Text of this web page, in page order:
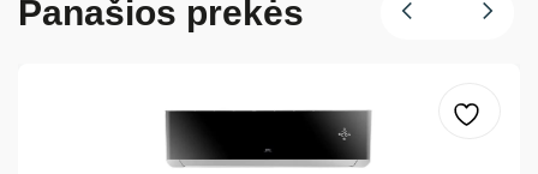
Panašios prekės